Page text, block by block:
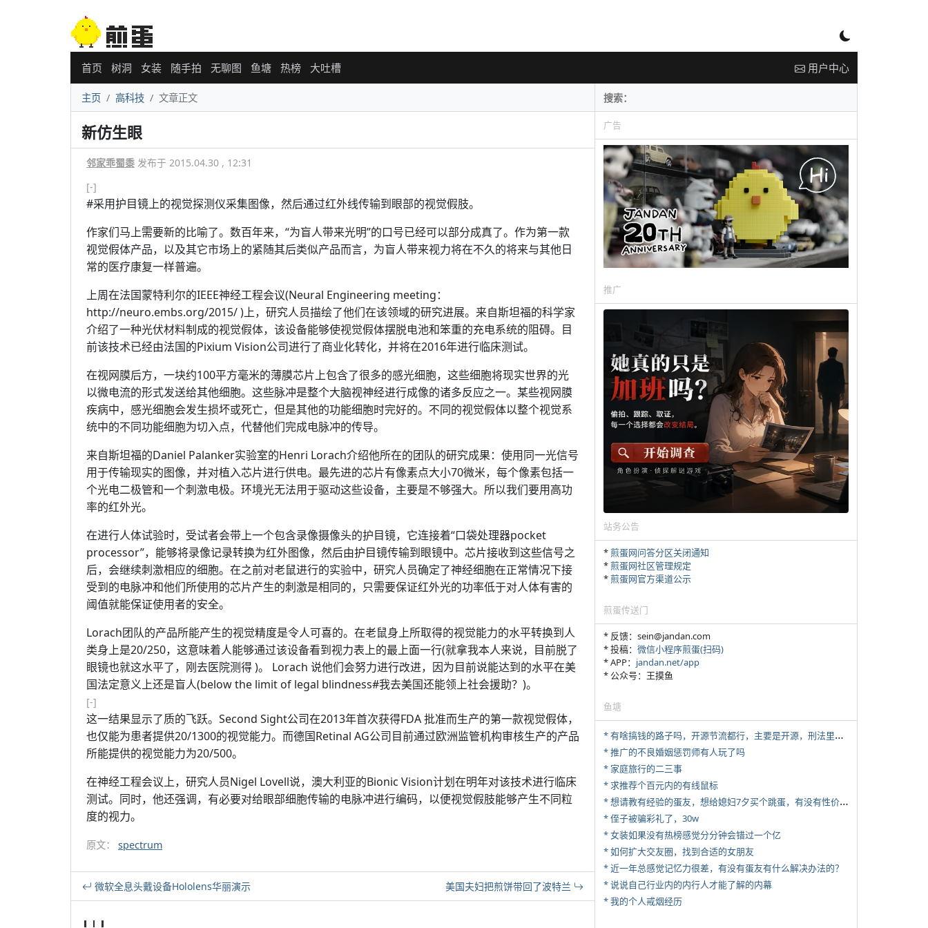
首页 树洞 女装 随手拍 无聊图 鱼塘 热榜 大吐槽 用户中心
主页 高科技 文章正文
新仿生眼
邻家乖蜀黍 发布于 2015.04.30 , 12:31
[-]
#采用护目镜上的视觉探测仪采集图像，然后通过红外线传输到眼部的视觉假肢。
作家们马上需要新的比喻了。数百年来，“为盲人带来光明”的口号已经可以部分成真了。作为第一款
视觉假体产品，以及其它市场上的紧随其后类似产品而言，为盲人带来视力将在不久的将来与其他日
常的医疗康复一样普遍。
上周在法国蒙特利尔的IEEE神经工程会议(Neural Engineering meeting：
http://neuro.embs.org/2015/ )上，研究人员描绘了他们在该领域的研究进展。来自斯坦福的科学家
介绍了一种光伏材料制成的视觉假体，该设备能够使视觉假体摆脱电池和笨重的充电系统的阻碍。目
前该技术已经由法国的Pixium Vision公司进行了商业化转化，并将在2016年进行临床测试。
在视网膜后方，一块约100平方毫米的薄膜芯片上包含了很多的感光细胞，这些细胞将现实世界的光
以微电流的形式发送给其他细胞。这些脉冲是整个大脑视神经进行成像的诸多反应之一。某些视网膜
疾病中，感光细胞会发生损坏或死亡，但是其他的功能细胞时完好的。不同的视觉假体以整个视觉系
统中的不同功能细胞为切入点，代替他们完成电脉冲的传导。
来自斯坦福的Daniel Palanker实验室的Henri Lorach介绍他所在的团队的研究成果：使用同一光信号
用于传输现实的图像，并对植入芯片进行供电。最先进的芯片有像素点大小70微米，每个像素包括一
个光电二极管和一个刺激电极。环境光无法用于驱动这些设备，主要是不够强大。所以我们要用高功
率的红外光。
在进行人体试验时，受试者会带上一个包含录像摄像头的护目镜，它连接着“口袋处理器pocket
processor”，能够将录像记录转换为红外图像，然后由护目镜传输到眼镜中。芯片接收到这些信号之
后，会继续刺激相应的细胞。在之前对老鼠进行的实验中，研究人员确定了神经细胞在正常情况下接
受到的电脉冲和他们所使用的芯片产生的刺激是相同的，只需要保证红外光的功率低于对人体有害的
阈值就能保证使用者的安全。
Lorach团队的产品所能产生的视觉精度是令人可喜的。在老鼠身上所取得的视觉能力的水平转换到人
类身上是20/250，这意味着人能够通过该设备看到视力表上的最上面一行(就拿我本人来说，目前脱了
眼镜也就这水平了，刚去医院测得 )。 Lorach 说他们会努力进行改进，因为目前说能达到的水平在美
国法定意义上还是盲人(below the limit of legal blindness#我去美国还能领上社会援助？)。
[-]
这一结果显示了质的飞跃。Second Sight公司在2013年首次获得FDA 批准而生产的第一款视觉假体，
也仅能为患者提供20/1300的视觉能力。而德国Retinal AG公司目前通过欧洲监管机构审核生产的产品
所能提供的视觉能力为20/500。
在神经工程会议上，研究人员Nigel Lovell说，澳大利亚的Bionic Vision计划在明年对该技术进行临床
测试。同时，他还强调，有必要对给眼部细胞传输的电脉冲进行编码，以便视觉假肢能够产生不同粒
度的视力。
原文： spectrum
微软全息头戴设备Hololens华丽演示 美国夫妇把煎饼带回了波特兰
广告
推广
站务公告
*煎蛋网问答分区关闭通知
*煎蛋网社区管理规定
*煎蛋网官方渠道公示
煎蛋传送门
* 反馈：sein@jandan.com
* 投稿： 微信小程序煎蛋(扫码)
* APP： jandan.net/app
* 公众号：王摸鱼
鱼塘
*
有啥搞钱的路子吗，开源节流都行，主要是开源，刑法里的咱不做
* 推广的不良婚姻惩罚师有人玩了吗
* 家庭旅行的二三事
* 求推荐个百元内的有线鼠标
*
想请教有经验的蛋友，想给媳妇7夕买个跳蛋，有没有性价比高的推荐
* 侄子被骗彩礼了，30w
* 女装如果没有热榜感觉分分钟会错过一个亿
* 如何扩大交友圈，找到合适的女朋友
* 近一年总感觉记忆力很差，有没有蛋友有什么解决办法的？
* 说说自己行业内的内行人才能了解的内幕
* 我的个人戒烟经历